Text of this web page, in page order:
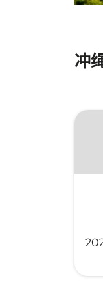
冲